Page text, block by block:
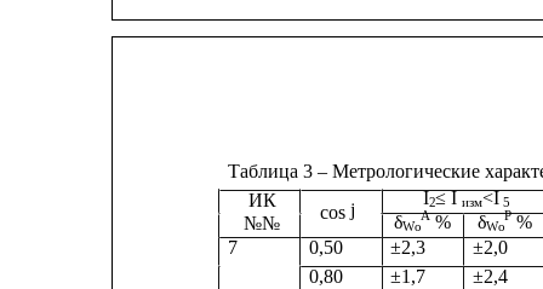
Таблица 3 – Метрологические
cos j
0,50
I2≤ I изм<I 5
δWо
A % δWо
P %
±2,3
±2,0
ИК
№№
7
0,80
±1,7
±2,4